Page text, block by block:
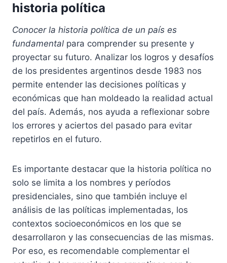
historia política
Conocer la historia política de un país es
fundamental para comprender su presente y
proyectar su futuro. Analizar los logros y desafíos
de los presidentes argentinos desde 1983 nos
permite entender las decisiones políticas y
económicas que han moldeado la realidad actual
del país. Además, nos ayuda a reflexionar sobre
los errores y aciertos del pasado para evitar
repetirlos en el futuro.
Es importante destacar que la historia política no
solo se limita a los nombres y períodos
presidenciales, sino que también incluye el
análisis de las políticas implementadas, los
contextos socioeconómicos en los que se
desarrollaron y las consecuencias de las mismas.
Por eso, es recomendable complementar el